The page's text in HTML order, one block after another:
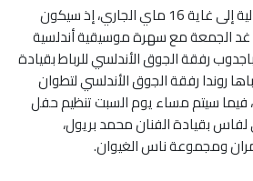
وتتواصل الفعاليات الاحتفالية إلى غاية 16 ماي الجاري، إذ سيكون
الجمعة مع سهرة موسيقية أندلسية
رفقة الجوق الأندلسي للرباط بقيادة
روندا رفقة الجوق الأندلسي لتطوان
فيما سيتم مساء يوم السبت تنظيم حفل
بقيادة الفنان محمد بريول،
ومجموعة ناس الغيوان.